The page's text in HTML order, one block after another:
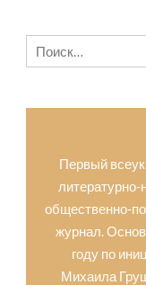
Первый
литературно-
общественно-
журнал.
году по
Михаила